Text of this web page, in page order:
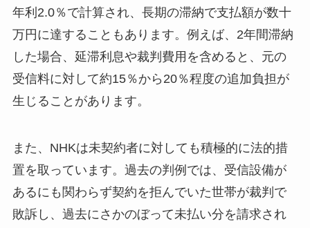
年利2.0％で計算され、長期の滞納で支払額が数十
万円に達することもあります。例えば、2年間滞納
した場合、延滞利息や裁判費用を含めると、元の
受信料に対して約15％から20％程度の追加負担が
生じることがあります。
また、NHKは未契約者に対しても積極的に法的措
置を取っています。過去の判例では、受信設備が
あるにも関わらず契約を拒んでいた世帯が裁判で
敗訴し、過去にさかのぼって未払い分を請求され